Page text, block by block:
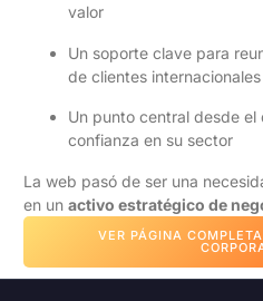
valor
Un soporte clave para
de clientes internacionales
Un punto central desde
confianza en su sector
La web pasó de ser una
en un activo estratégico de
VER PÁGINA